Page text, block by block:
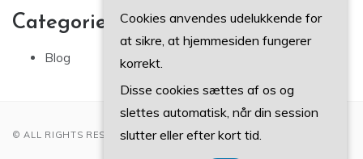
Categories
Blog
© ALL RIGHTS RESERVED 2022
Cookies anvendes udelukkende for
at sikre, at hjemmesiden fungerer
korrekt.
Disse cookies sættes af os og
slettes automatisk, når din session
slutter eller efter kort tid.